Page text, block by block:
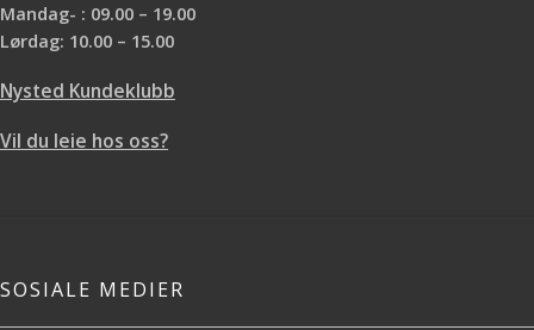
Mandag- : 09.00 – 19.00
Lørdag: 10.00 – 15.00
Nysted Kundeklubb
Vil du leie hos oss?
SOSIALE MEDIER